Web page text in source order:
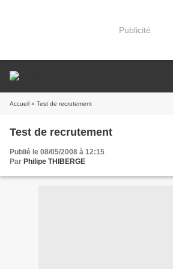
Publicité
Accueil » Test de recrutement
Test de recrutement
Publié le 08/05/2008 à 12:15
Par Philipe THIBERGE